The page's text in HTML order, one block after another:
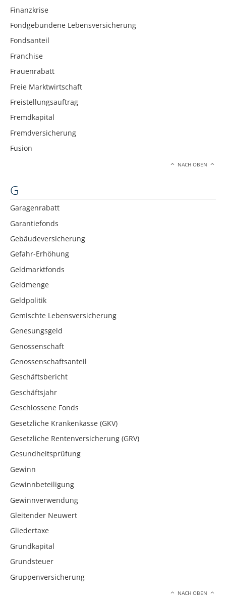
Finanzkrise
Fondgebundene Lebensversicherung
Fondsanteil
Franchise
Frauenrabatt
Freie Marktwirtschaft
Freistellungsauftrag
Fremdkapital
Fremdversicherung
Fusion
NACH OBEN
G
Garagenrabatt
Garantiefonds
Gebäudeversicherung
Gefahr-Erhöhung
Geldmarktfonds
Geldmenge
Geldpolitik
Gemischte Lebensversicherung
Genesungsgeld
Genossenschaft
Genossenschaftsanteil
Geschäftsbericht
Geschäftsjahr
Geschlossene Fonds
Gesetzliche Krankenkasse (GKV)
Gesetzliche Rentenversicherung (GRV)
Gesundheitsprüfung
Gewinn
Gewinnbeteiligung
Gewinnverwendung
Gleitender Neuwert
Gliedertaxe
Grundkapital
Grundsteuer
Gruppenversicherung
NACH OBEN